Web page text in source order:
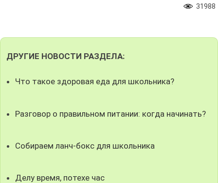
31988
ДРУГИЕ НОВОСТИ РАЗДЕЛА:
Что такое здоровая еда для школьника?
Разговор о правильном питании: когда начинать?
Собираем ланч-бокс для школьника
Делу время, потехе час